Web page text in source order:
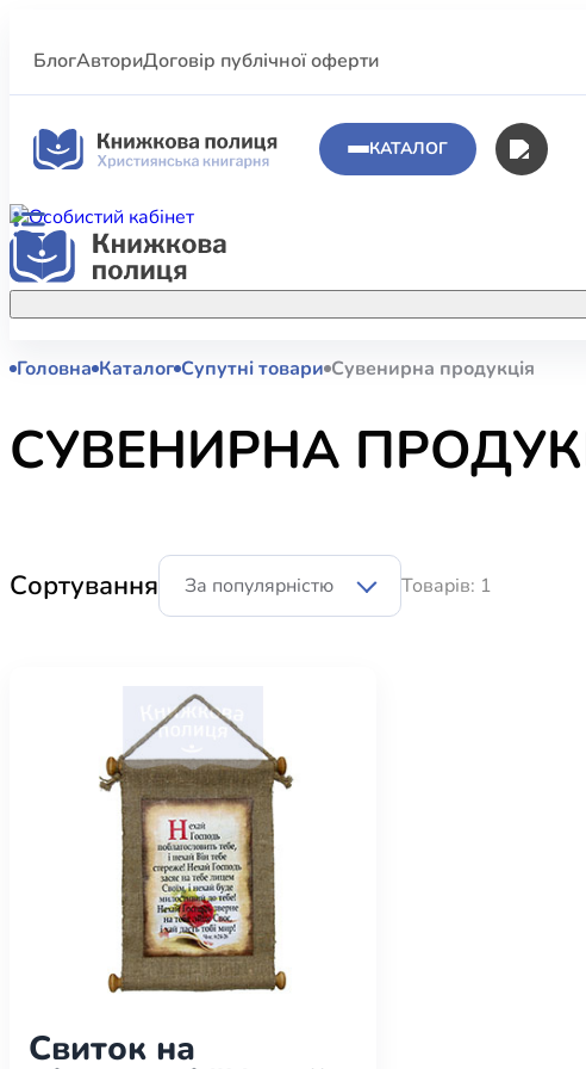
БлогАвториДоговір публічної оферти
КАТАЛОГ
Акційні пропозиції
меншою ціною завдяки акційним
знижкам.
література та нові автори на нашій
полиці.
Апологетика
Біблеістика
Дитяча
Головна Каталог Супутні товари Сувенирна продукція
СУВЕНИРНА
Сортування Товарів: 1
Свиток на